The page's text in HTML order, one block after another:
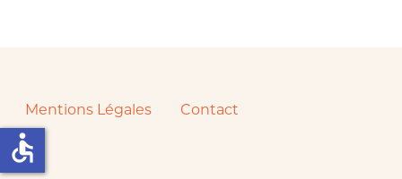
Mentions Légales Contact
accessible